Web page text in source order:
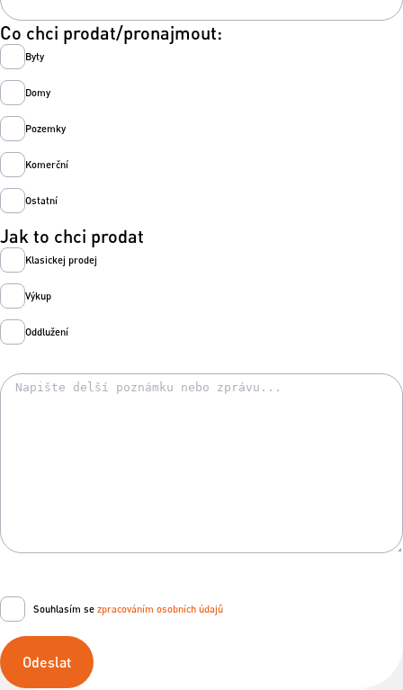
Co chci prodat/pronajmout:
Byty
Domy
Pozemky
Komerční
Ostatní
Jak to chci prodat
Klasickej prodej
Výkup
Oddlužení
Souhlasím se zpracováním osobních údajů
Odeslat